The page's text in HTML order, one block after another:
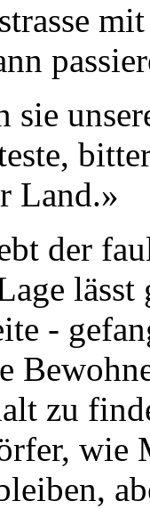
sie
Land.»
der
-
zu
wie